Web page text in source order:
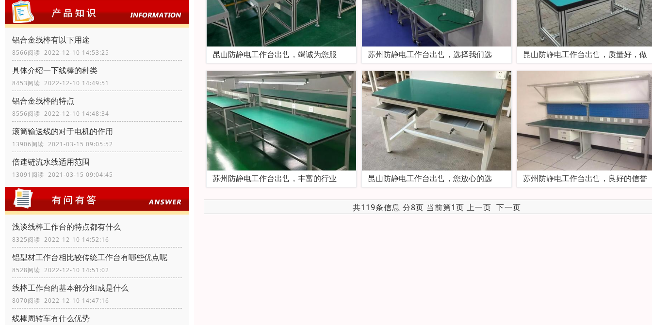
铝合金线棒有以下用途
8566阅读 2022-12-10 14:53:25
具体介绍一下线棒的种类
8453阅读 2022-12-10 14:49:51
铝合金线棒的特点
8556阅读 2022-12-10 14:48:34
滚筒输送线的对于电机的作用
13906阅读 2021-03-15 09:05:52
倍速链流水线适用范围
13091阅读 2021-03-15 09:04:45
浅谈线棒工作台的特点都有什么
8325阅读 2022-12-10 14:52:16
铝型材工作台相比较传统工作台有哪些优点呢
8528阅读 2022-12-10 14:51:02
线棒工作台的基本部分组成是什么
8070阅读 2022-12-10 14:47:16
线棒周转车有什么优势
昆山防静电工作台出售，竭诚为您服 苏州防静电工作台出售，选择我们选 昆山防静电工作台出售，质量好，做
苏州防静电工作台出售，丰富的行业 昆山防静电工作台出售，您放心的选 苏州防静电工作台出售，良好的信誉
共119条信息 分8页 当前第1页 上一页 下一页